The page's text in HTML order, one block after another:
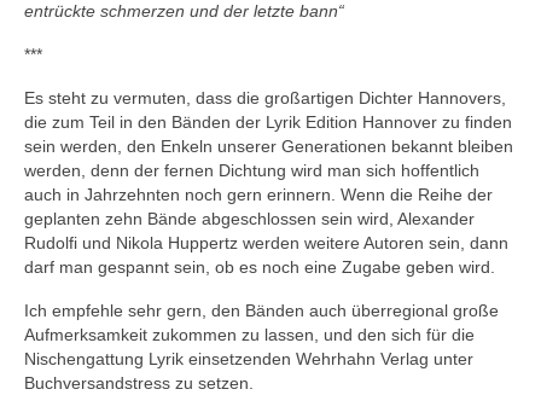
entrückte schmerzen und der letzte bann“
***
Es steht zu vermuten, dass die großartigen Dichter Hannovers,
die zum Teil in den Bänden der Lyrik Edition Hannover zu finden
sein werden, den Enkeln unserer Generationen bekannt bleiben
werden, denn der fernen Dichtung wird man sich hoffentlich
auch in Jahrzehnten noch gern erinnern. Wenn die Reihe der
geplanten zehn Bände abgeschlossen sein wird, Alexander
Rudolfi und Nikola Huppertz werden weitere Autoren sein, dann
darf man gespannt sein, ob es noch eine Zugabe geben wird.
Ich empfehle sehr gern, den Bänden auch überregional große
Aufmerksamkeit zukommen zu lassen, und den sich für die
Nischengattung Lyrik einsetzenden Wehrhahn Verlag unter
Buchversandstress zu setzen.